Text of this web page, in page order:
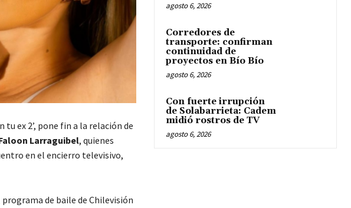
ex 2’, pone fin a la relación de
Larraguibel, quienes
en el encierro televisivo,
de baile de Chilevisión
agosto 6, 2026
Corredores de
transporte: confirman
continuidad de
proyectos en Bío Bío
agosto 6, 2026
Con fuerte irrupción
de Solabarrieta: Cadem
midió rostros de TV
agosto 6, 2026